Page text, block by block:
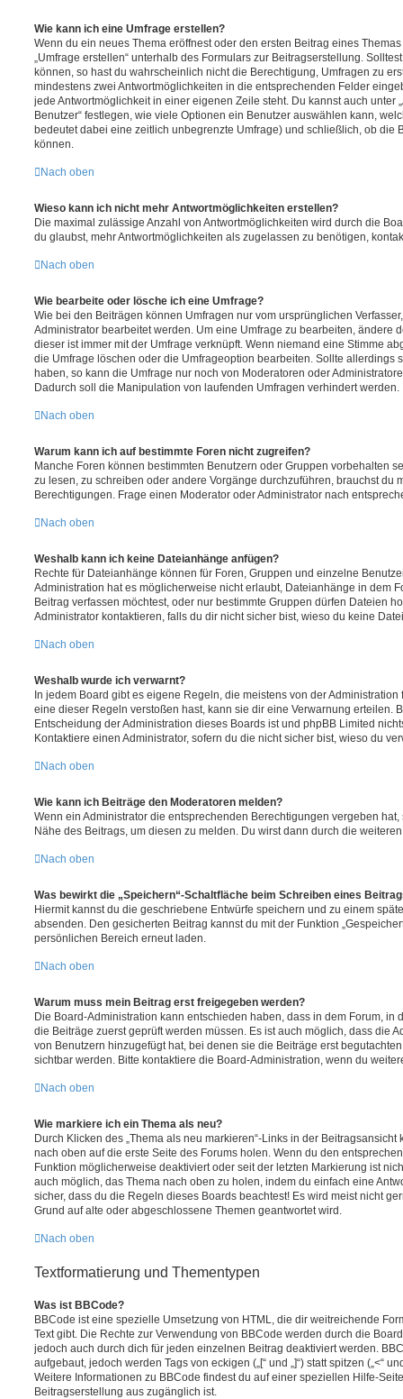
Wie kann ich eine Umfrage erstellen?
Wenn du ein neues Thema eröffnest oder den ersten Beitrag eines
„Umfrage erstellen“ unterhalb des Formulars zur Beitragserstellung.
können, so hast du wahrscheinlich nicht die Berechtigung, Umfragen zu
mindestens zwei Antwortmöglichkeiten in die entsprechenden Felder
jede Antwortmöglichkeit in einer eigenen Zeile steht. Du kannst auch unter
Benutzer“ festlegen, wie viele Optionen ein Benutzer auswählen kann,
bedeutet dabei eine zeitlich unbegrenzte Umfrage) und schließlich, ob die
können.
Nach oben
Wieso kann ich nicht mehr Antwortmöglichkeiten erstellen?
Die maximal zulässige Anzahl von Antwortmöglichkeiten wird durch die
du glaubst, mehr Antwortmöglichkeiten als zugelassen zu benötigen,
Nach oben
Wie bearbeite oder lösche ich eine Umfrage?
Wie bei den Beiträgen können Umfragen nur vom ursprünglichen
Administrator bearbeitet werden. Um eine Umfrage zu bearbeiten, ändere
dieser ist immer mit der Umfrage verknüpft. Wenn niemand eine Stimme
die Umfrage löschen oder die Umfrageoption bearbeiten. Sollte allerdings
haben, so kann die Umfrage nur noch von Moderatoren oder
Dadurch soll die Manipulation von laufenden Umfragen verhindert werden.
Nach oben
Warum kann ich auf bestimmte Foren nicht zugreifen?
Manche Foren können bestimmten Benutzern oder Gruppen vorbehalten
zu lesen, zu schreiben oder andere Vorgänge durchzuführen, brauchst du
Berechtigungen. Frage einen Moderator oder Administrator nach
Nach oben
Weshalb kann ich keine Dateianhänge anfügen?
Rechte für Dateianhänge können für Foren, Gruppen und einzelne
Administration hat es möglicherweise nicht erlaubt, Dateianhänge in dem
Beitrag verfassen möchtest, oder nur bestimmte Gruppen dürfen Dateien
Administrator kontaktieren, falls du dir nicht sicher bist, wieso du keine
Nach oben
Weshalb wurde ich verwarnt?
In jedem Board gibt es eigene Regeln, die meistens von der
eine dieser Regeln verstoßen hast, kann sie dir eine Verwarnung erteilen.
Entscheidung der Administration dieses Boards ist und phpBB Limited
Kontaktiere einen Administrator, sofern du die nicht sicher bist, wieso du
Nach oben
Wie kann ich Beiträge den Moderatoren melden?
Wenn ein Administrator die entsprechenden Berechtigungen vergeben
Nähe des Beitrags, um diesen zu melden. Du wirst dann durch die
Nach oben
Was bewirkt die „Speichern“-Schaltfläche beim Schreiben eines
Hiermit kannst du die geschriebene Entwürfe speichern und zu einem
absenden. Den gesicherten Beitrag kannst du mit der Funktion
persönlichen Bereich erneut laden.
Nach oben
Warum muss mein Beitrag erst freigegeben werden?
Die Board-Administration kann entschieden haben, dass in dem Forum, in
die Beiträge zuerst geprüft werden müssen. Es ist auch möglich, dass die
von Benutzern hinzugefügt hat, bei denen sie die Beiträge erst
sichtbar werden. Bitte kontaktiere die Board-Administration, wenn du
Nach oben
Wie markiere ich ein Thema als neu?
Durch Klicken des „Thema als neu markieren“-Links in der
nach oben auf die erste Seite des Forums holen. Wenn du den
Funktion möglicherweise deaktiviert oder seit der letzten Markierung ist
auch möglich, das Thema nach oben zu holen, indem du einfach eine
sicher, dass du die Regeln dieses Boards beachtest! Es wird meist nicht
Grund auf alte oder abgeschlossene Themen geantwortet wird.
Nach oben
Textformatierung und Thementypen
Was ist BBCode?
BBCode ist eine spezielle Umsetzung von HTML, die dir weitreichende
Text gibt. Die Rechte zur Verwendung von BBCode werden durch die
jedoch auch durch dich für jeden einzelnen Beitrag deaktiviert werden.
aufgebaut, jedoch werden Tags von eckigen („[“ und „]“) statt spitzen („<“
Weitere Informationen zu BBCode findest du auf einer speziellen Hilfe-
Beitragserstellung aus zugänglich ist.